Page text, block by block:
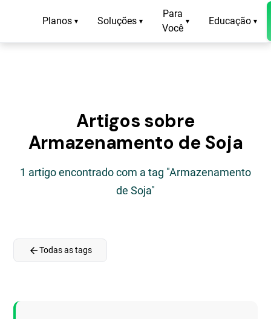
Planos ▾ Soluções ▾
Para
Você
▾ Educação ▾
Artigos sobre
Armazenamento de Soja
1 artigo encontrado com a tag "Armazenamento
de Soja"
arrow_backTodas as tags